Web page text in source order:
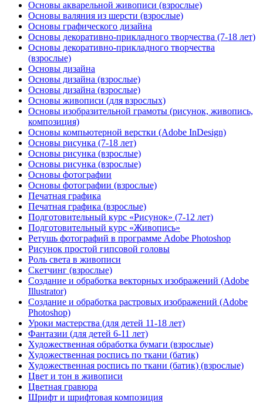
Основы акварельной живописи (взрослые)
Основы валяния из шерсти (взрослые)
Основы графического дизайна
Основы декоративно-прикладного творчества (7-18 лет)
Основы декоративно-прикладного творчества
(взрослые)
Основы дизайна
Основы дизайна (взрослые)
Основы дизайна (взрослые)
Основы живописи (для взрослых)
Основы изобразительной грамоты (рисунок, живопись,
композиция)
Основы компьютерной верстки (Adobe InDesign)
Основы рисунка (7-18 лет)
Основы рисунка (взрослые)
Основы рисунка (взрослые)
Основы фотографии
Основы фотографии (взрослые)
Печатная графика
Печатная графика (взрослые)
Подготовительный курс «Рисунок» (7-12 лет)
Подготовительный курс «Живопись»
Ретушь фотографий в программе Adobe Photoshop
Рисунок простой гипсовой головы
Роль света в живописи
Скетчинг (взрослые)
Создание и обработка векторных изображений (Adobe
Illustrator)
Создание и обработка растровых изображений (Adobe
Photoshop)
Уроки мастерства (для детей 11-18 лет)
Фантазии (для детей 6-11 лет)
Художественная обработка бумаги (взрослые)
Художественная роспись по ткани (батик)
Художественная роспись по ткани (батик) (взрослые)
Цвет и тон в живописи
Цветная гравюра
Шрифт и шрифтовая композиция